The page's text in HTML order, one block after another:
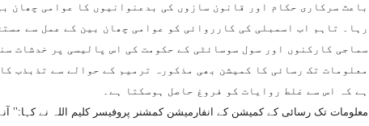
باعث سرکاری حکام اور قانون سازوں کی بدعنوانیوں کا عوامی چھان
رہا۔ تاہم اب اسمبلی کی کارروائی کو عوامی چھان بین کے عمل سے
سماجی کارکنوں اور سول سوسائٹی کے حکومت کی اس پالیسی پر خدشات
معلومات تک رسائی کا کمیشن بھی مذکورہ ترمیم کے حوالے سے تذبذب
ہے کہ اس سے غلط روایات کو فروغ حاصل ہوسکتا ہے۔
معلومات تک رسائی کے کمیشن کے انفارمیشن کمشنر پروفیسر کلیم اللہ نے کہا:’’